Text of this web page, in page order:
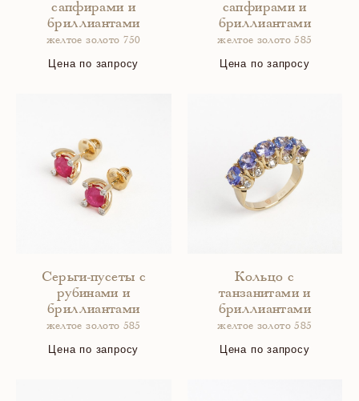
сапфирами и
бриллиантами
желтое золото 750
Цена по запросу
сапфирами и
бриллиантами
желтое золото 585
Цена по запросу
Серьги-пусеты с
рубинами и
бриллиантами
желтое золото 585
Цена по запросу
Кольцо с
танзанитами и
бриллиантами
желтое золото 585
Цена по запросу